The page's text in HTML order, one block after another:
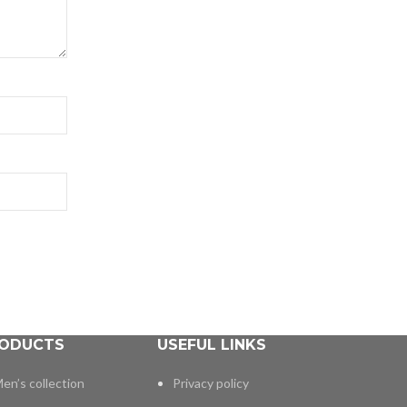
collection
USEFUL LINKS
Privacy policy